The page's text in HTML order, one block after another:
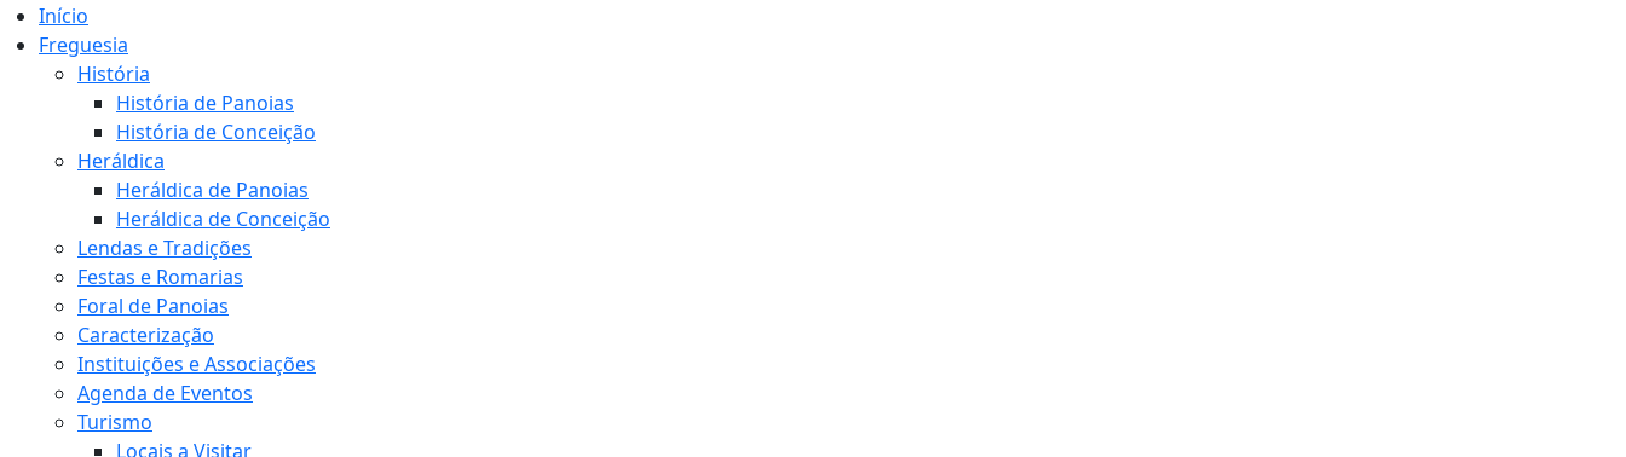
Início
Freguesia
História
História de Panoias
História de Conceição
Heráldica
Heráldica de Panoias
Heráldica de Conceição
Lendas e Tradições
Festas e Romarias
Foral de Panoias
Caracterização
Instituições e Associações
Agenda de Eventos
Turismo
Locais a Visitar